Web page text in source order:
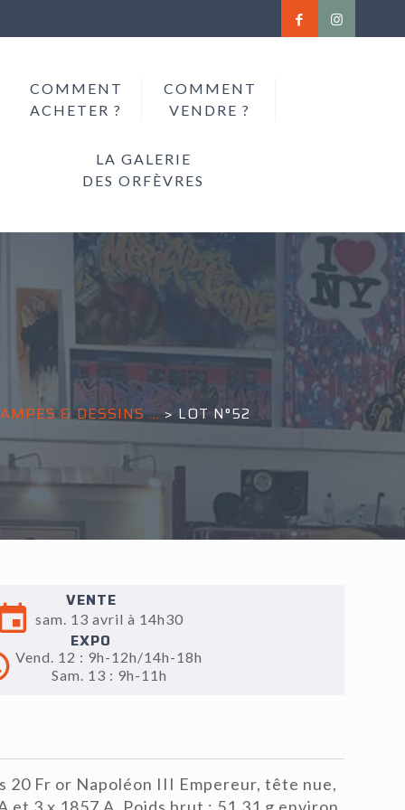
COMMENT
ACHETER ?
COMMENT
VENDRE ?
LA GALERIE
DES ORFÈVRES
& DESSINS ...> LOT N°52
VENTE
sam. 13 avril à 14h30
EXPO
Vend. 12 : 9h-12h/14h-18h
Sam. 13 : 9h-11h
20 Fr or Napoléon III Empereur, tête nue,